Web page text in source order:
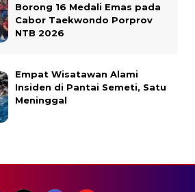
Borong 16 Medali Emas pada
Cabor Taekwondo Porprov
NTB 2026
Empat Wisatawan Alami
Insiden di Pantai Semeti, Satu
Meninggal